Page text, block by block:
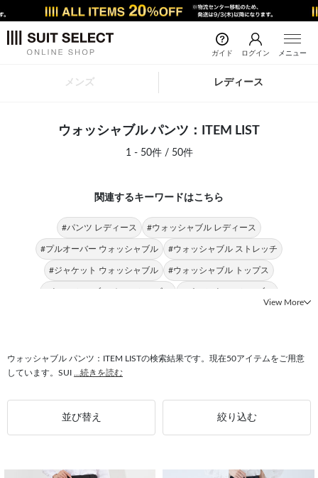
ガイド ログイン メニュー
メンズ レディース
ウォッシャブル パンツ：ITEM LIST
1 - 50件 / 50件
関連するキーワードはこちら
#パンツ レディース #ウォッシャブル レディース
#プルオーバー ウォッシャブル #ウォッシャブル ストレッチ
#ジャケット ウォッシャブル #ウォッシャブル トップス
#ウォッシャブル オールシーズン #パンツ ウォッシャブル
#オールシーズン パンツ #ウォッシャブル パンツ裾上げ済
#パンツ センタープレス
#パンツ 春夏 #パンツ フィット感
View More
ウォッシャブル パンツ：ITEM LISTの検索結果です。現在50アイテムをご用意
しています。SUI
...続きを読む
並び替え 絞り込む